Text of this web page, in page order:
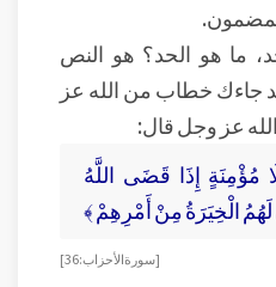
ما هو الحد؟ هو النص
جاءك خطاب من الله عز
عز وجل قال:
مُؤْمِنَةٍ إِذَا قَضَى اللَّهُ
الْخِيَرَةُ مِنْ أَمْرِهِمْ ﴾
[ سورة الأحزاب: 36]